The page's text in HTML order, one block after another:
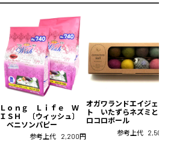
Ｌｏｎｇ Ｌｉｆｅ Ｗ
ＩＳＨ 〔ウィッシュ〕
ベニソンパピー
参考上代 2,200円
オガワランドエイジェン
ト いたずらネズミとコ
ロコロボール
参考上代 2,500